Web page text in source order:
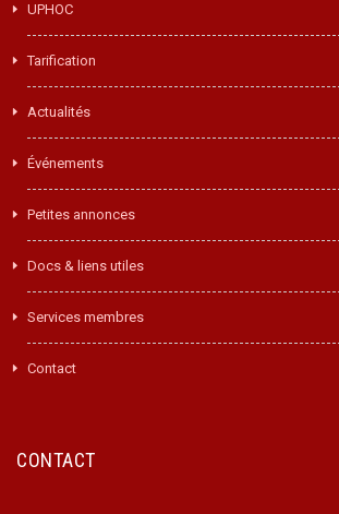
UPHOC
Tarification
Actualités
Événements
Petites annonces
Docs & liens utiles
Services membres
Contact
CONTACT